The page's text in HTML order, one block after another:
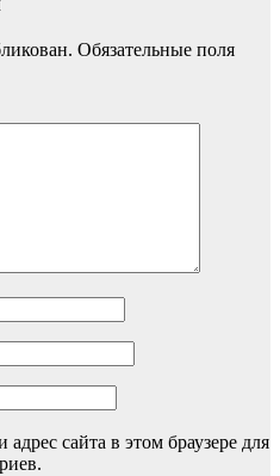
Обязательные поля
сайта в этом браузере для